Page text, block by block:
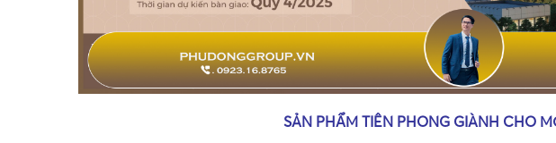
SẢN PHẨM TIÊN PHONG GIÀNH CHO